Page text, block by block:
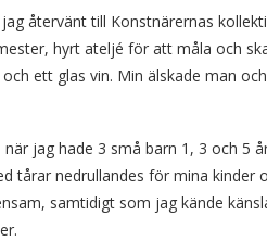
återvänt till Konstnärernas
hyrt ateljé för att måla och
ett glas vin. Min älskade man
när jag hade 3 små barn 1, 3 och 5
tårar nedrullandes för mina kinder
samtidigt som jag kände